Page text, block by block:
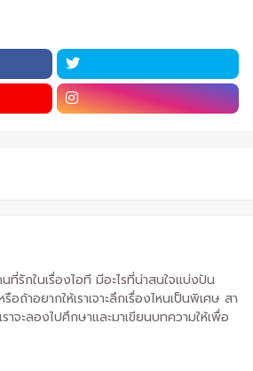
รักในเรื่องไอที มีอะไรที่น่าสนใจแบ่งปัน
อถ้าอยากให้เราเจาะลึกเรื่องไหนเป็นพิเศษ สา
าจะลองไปศึกษาและมาเขียนบทความให้เพื่อ